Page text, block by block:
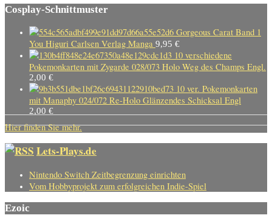
Cosplay-Schnittmuster
Gorgeous Carat Band 1
You Higuri Carlsen Verlag Manga 9,95 €
10 verschiedene
Pokemonkarten mit Zygarde 028/073 Holo Weg des Champs Engl.
2,00 €
10 ver. Pokemonkarten
mit Manaphy 024/072 Re-Holo Glänzendes Schicksal Engl
2,00 €
Hier finden Sie mehr.
Lets-Plays.de
Nintendo Switch Zeitbegrenzung einrichten
Vom Hobbyprojekt zum erfolgreichen Indie-Spiel
Ezoic